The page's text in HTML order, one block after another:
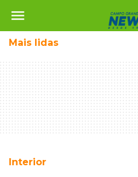
menu
Mais lidas
Interior